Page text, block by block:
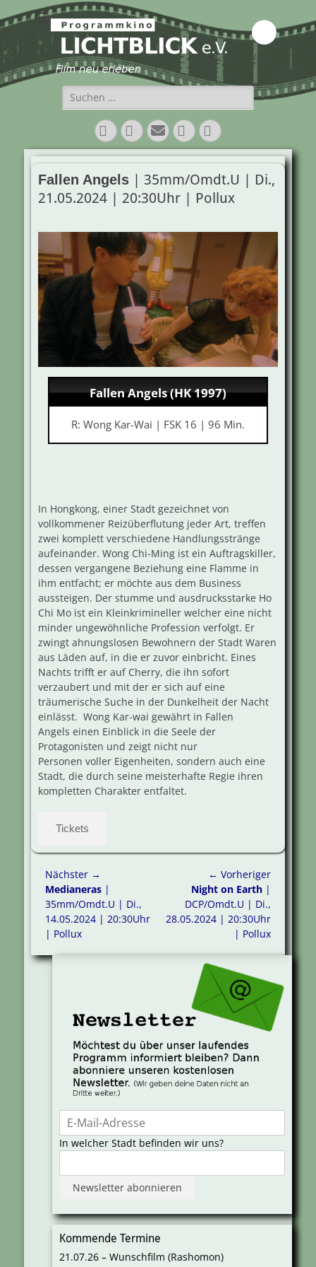
Programmkino
Lichtblick e.V.
Suchen
nach:
Facebook
Twitter
E-
Mail
VimeoInstagram
Fallen Angels | 35mm/Omdt.U | Di.,
21.05.2024 | 20:30Uhr | Pollux
Fallen Angels (HK 1997)
R: Wong Kar-Wai | FSK 16 | 96 Min.
In Hongkong, einer Stadt gezeichnet von
vollkommener Reizüberflutung jeder Art, treffen
zwei komplett verschiedene Handlungsstränge
aufeinander. Wong Chi-Ming ist ein Auftragskiller,
dessen vergangene Beziehung eine Flamme in
ihm entfacht; er möchte aus dem Business
aussteigen. Der stumme und ausdrucksstarke Ho
Chi Mo ist ein Kleinkrimineller welcher eine nicht
minder ungewöhnliche Profession verfolgt. Er
zwingt ahnungslosen Bewohnern der Stadt Waren
aus Läden auf, in die er zuvor einbricht. Eines
Nachts trifft er auf Cherry, die ihn sofort
verzaubert und mit der er sich auf eine
träumerische Suche in der Dunkelheit der Nacht
einlässt. Wong Kar-wai gewährt in Fallen
Angels einen Einblick in die Seele der
Protagonisten und zeigt nicht nur
Personen voller Eigenheiten, sondern auch eine
Stadt, die durch seine meisterhafte Regie ihren
kompletten Charakter entfaltet.
Tickets
Beitragsnavigation
← Vorheriger
Vorheriger
Beitrag:
Night on Earth |
DCP/Omdt.U | Di.,
28.05.2024 | 20:30Uhr
| Pollux
Nächster →
Nächster
Beitrag:
Medianeras |
35mm/Omdt.U | Di.,
14.05.2024 | 20:30Uhr
| Pollux
In welcher Stadt befinden wir uns?
Kommende Termine
21.07.26 – Wunschfilm (Rashomon)